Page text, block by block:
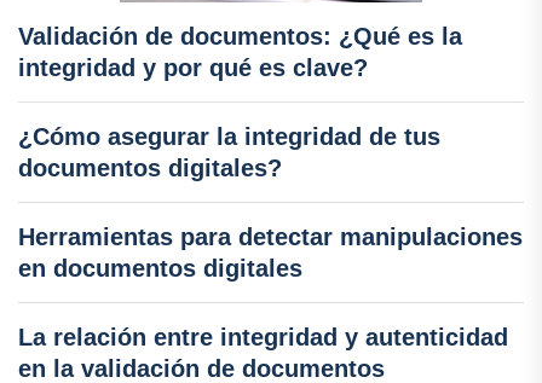
Validación de documentos: ¿Qué es la
integridad y por qué es clave?
¿Cómo asegurar la integridad de tus
documentos digitales?
Herramientas para detectar manipulaciones
en documentos digitales
La relación entre integridad y autenticidad
en la validación de documentos